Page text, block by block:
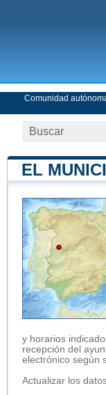
Comunidad
EL
y horarios
recepción del
electrónico según
Actualizar los